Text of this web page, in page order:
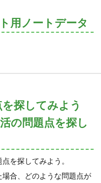
用ノートデータ
を探してみよう
の問題点を探し
を探してみよう。
合、どのような問題点が